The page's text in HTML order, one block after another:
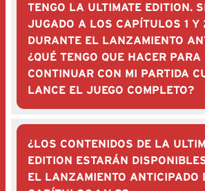
TENGO LA ULTIMATE EDITION.
JUGADO A LOS CAPÍTULOS 1 Y
DURANTE EL LANZAMIENTO
¿QUÉ TENGO QUE HACER PARA
CONTINUAR CON MI PARTIDA
LANCE EL JUEGO COMPLETO?
¿LOS CONTENIDOS DE LA
EDITION ESTARÁN
EL LANZAMIENTO ANTICIPADO